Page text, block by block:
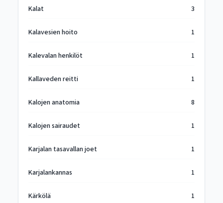
Kalat 3
Kalavesien hoito 1
Kalevalan henkilöt 1
Kallaveden reitti 1
Kalojen anatomia 8
Kalojen sairaudet 1
Karjalan tasavallan joet 1
Karjalankannas 1
Kärkölä 1